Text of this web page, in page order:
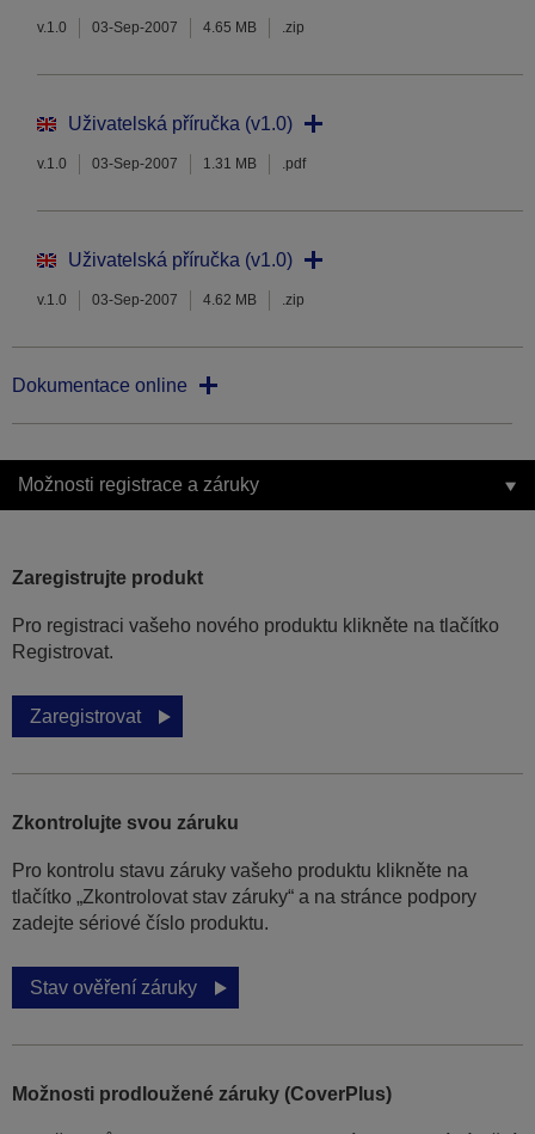
v.1.0 03-Sep-2007 4.65 MB .zip
Uživatelská příručka (v1.0)
v.1.0 03-Sep-2007 1.31 MB .pdf
Uživatelská příručka (v1.0)
v.1.0 03-Sep-2007 4.62 MB .zip
Dokumentace online
Možnosti registrace a záruky
Zaregistrujte produkt
Pro registraci vašeho nového produktu klikněte na tlačítko
Registrovat.
Zaregistrovat
Zkontrolujte svou záruku
Pro kontrolu stavu záruky vašeho produktu klikněte na
tlačítko „Zkontrolovat stav záruky“ a na stránce podpory
zadejte sériové číslo produktu.
Stav ověření záruky
Možnosti prodloužené záruky (CoverPlus)